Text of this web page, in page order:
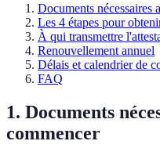
Documents nécessaires
Les 4 étapes pour
À qui transmettre
Renouvellement annuel
Délais et calendrier de
FAQ
1. Documents
commencer